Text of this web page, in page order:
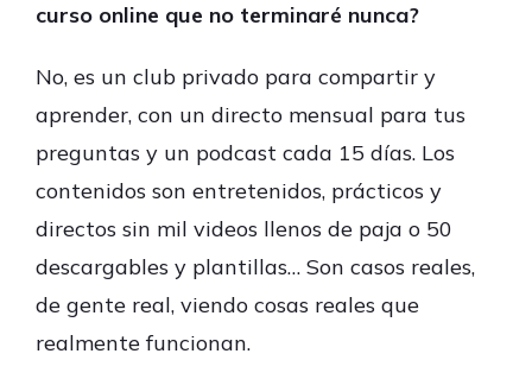
curso online que no terminaré nunca?
No, es un club privado para compartir y
aprender, con un directo mensual para tus
preguntas y un podcast cada 15 días. Los
contenidos son entretenidos, prácticos y
directos sin mil videos llenos de paja o 50
descargables y plantillas… Son casos reales,
de gente real, viendo cosas reales que
realmente funcionan.